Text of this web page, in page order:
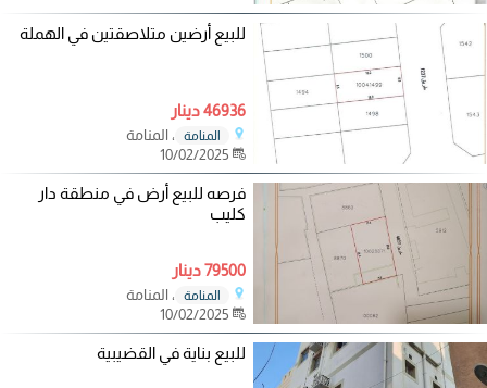
للبيع أرضين متلاصقتين في الهملة
46936 دينار
المنامة
، المنامة
فرصه للبيع أرض في منطقة دار
كليب
79500 دينار
المنامة
، المنامة
للبيع بناية في القضيبية